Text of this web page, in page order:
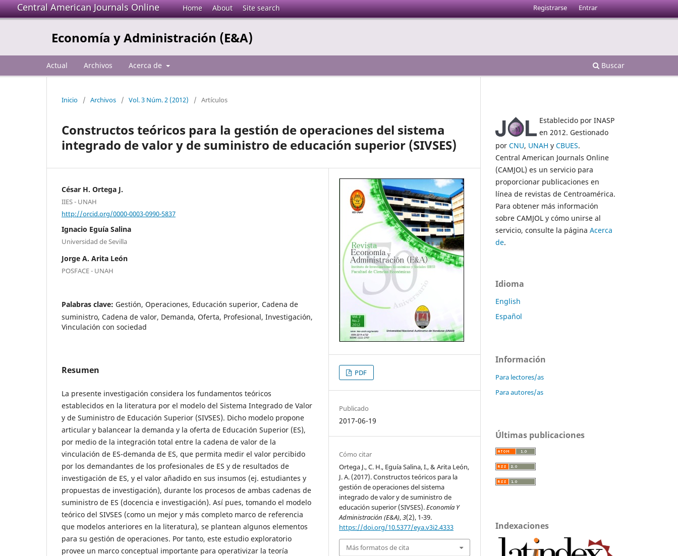
Central American Journals Online Home About Site search
Economía y Administración (E&A)
Actual Archivos Acerca de Buscar
Registrarse Entrar
Inicio / Archivos / Vol. 3 Núm. 2 (2012) / Artículos
Constructos teóricos para la gestión de operaciones del sistema
integrado de valor y de suministro de educación superior (SIVSES)
César H. Ortega J.
IIES - UNAH
http://orcid.org/0000-0003-0990-5837
Ignacio Eguía Salina
Universidad de Sevilla
Jorge A. Arita León
POSFACE - UNAH
Palabras clave: Gestión, Operaciones, Educación superior, Cadena de
suministro, Cadena de valor, Demanda, Oferta, Profesional, Investigación,
Vinculación con sociedad
Resumen
La presente investigación considera los fundamentos teóricos
establecidos en la literatura por el modelo del Sistema Integrado de Valor
y de Suministro de Educación Superior (SIVSES). Dicho modelo propone
articular y balancear la demanda y la oferta de Educación Superior (ES),
por medio de la integración total entre la cadena de valor de la
vinculación de ES-demanda de ES, que permita medir el valor percibido
por los demandantes de los profesionales de ES y de resultados de
investigación de ES, y el valor añadido en sus insumos (ej. estudiantes y
propuestas de investigación), durante los procesos de ambas cadenas de
suministro de ES (docencia e investigación). Así pues, tomando el modelo
teórico del SIVSES (como un mejor y más completo marco de referencia
que modelos anteriores en la literatura), se plantean algunos elementos
para su gestión de operaciones. Por tanto, este estudio exploratorio
provee un marco conceptual importante para operativizar la teoría
PDF
Publicado
2017-06-19
Cómo citar
Ortega J., C. H., Eguía Salina, I., & Arita León,
J. A. (2017). Constructos teóricos para la
gestión de operaciones del sistema
integrado de valor y de suministro de
educación superior (SIVSES).Economía Y
Administración (E&A),3(2), 1-39.
https://doi.org/10.5377/eya.v3i2.4333
Más formatos de cita
Establecido por INASP
en 2012. Gestionado
por CNU, UNAH y CBUES.
Central American Journals Online
(CAMJOL) es un servicio para
proporcionar publicaciones en
línea de revistas de Centroamérica.
Para obtener más información
sobre CAMJOL y cómo unirse al
servicio, consulte la página Acerca
de.
Idioma
English
Español
Información
Para lectores/as
Para autores/as
Últimas publicaciones
Indexaciones